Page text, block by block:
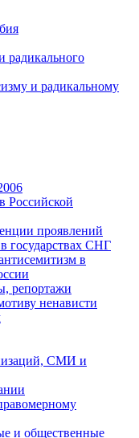
радикального
и радикальному
Российской
проявлений
государствах СНГ
в
репортажи
ненависти
СМИ и
и общественные